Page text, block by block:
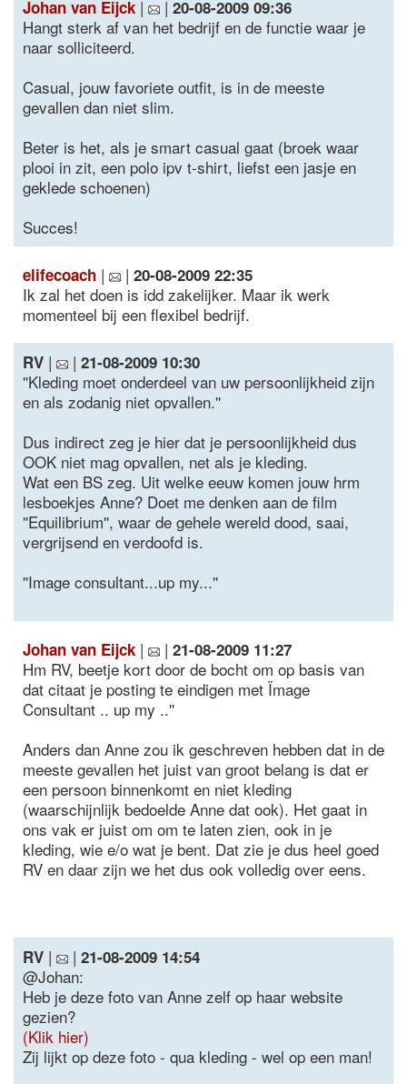
Johan van Eijck | | 20-08-2009 09:36
Hangt sterk af van het bedrijf en de functie waar je
naar solliciteerd.
Casual, jouw favoriete outfit, is in de meeste
gevallen dan niet slim.
Beter is het, als je smart casual gaat (broek waar
plooi in zit, een polo ipv t-shirt, liefst een jasje en
geklede schoenen)
Succes!
elifecoach | | 20-08-2009 22:35
Ik zal het doen is idd zakelijker. Maar ik werk
momenteel bij een flexibel bedrijf.
RV | | 21-08-2009 10:30
''Kleding moet onderdeel van uw persoonlijkheid zijn
en als zodanig niet opvallen.''
Dus indirect zeg je hier dat je persoonlijkheid dus
OOK niet mag opvallen, net als je kleding.
Wat een BS zeg. Uit welke eeuw komen jouw hrm
lesboekjes Anne? Doet me denken aan de film
''Equilibrium'', waar de gehele wereld dood, saai,
vergrijsend en verdoofd is.
''Image consultant...up my...''
Johan van Eijck | | 21-08-2009 11:27
Hm RV, beetje kort door de bocht om op basis van
dat citaat je posting te eindigen met Ïmage
Consultant .. up my ..''
Anders dan Anne zou ik geschreven hebben dat in de
meeste gevallen het juist van groot belang is dat er
een persoon binnenkomt en niet kleding
(waarschijnlijk bedoelde Anne dat ook). Het gaat in
ons vak er juist om om te laten zien, ook in je
kleding, wie e/o wat je bent. Dat zie je dus heel goed
RV en daar zijn we het dus ook volledig over eens.
RV | | 21-08-2009 14:54
@Johan:
Heb je deze foto van Anne zelf op haar website
gezien?
(Klik hier)
Zij lijkt op deze foto - qua kleding - wel op een man!